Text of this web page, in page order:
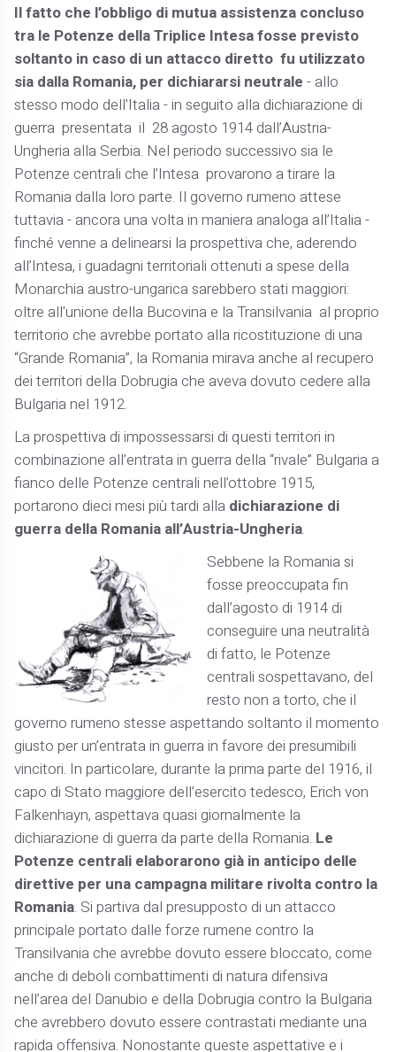
Il fatto che l’obbligo di mutua assistenza concluso
tra le Potenze della Triplice Intesa fosse previsto
soltanto in caso di un attacco diretto fu utilizzato
sia dalla Romania, per dichiararsi neutrale - allo
stesso modo dell'Italia - in seguito alla dichiarazione di
guerra presentata il 28 agosto 1914 dall’Austria-
Ungheria alla Serbia. Nel periodo successivo sia le
Potenze centrali che l’Intesa provarono a tirare la
Romania dalla loro parte. Il governo rumeno attese
tuttavia - ancora una volta in maniera analoga all’Italia -
finché venne a delinearsi la prospettiva che, aderendo
all’Intesa, i guadagni territoriali ottenuti a spese della
Monarchia austro-ungarica sarebbero stati maggiori:
oltre all'unione della Bucovina e la Transilvania al proprio
territorio che avrebbe portato alla ricostituzione di una
“Grande Romania”, la Romania mirava anche al recupero
dei territori della Dobrugia che aveva dovuto cedere alla
Bulgaria nel 1912.
La prospettiva di impossessarsi di questi territori in
combinazione all’entrata in guerra della “rivale” Bulgaria a
fianco delle Potenze centrali nell’ottobre 1915,
portarono dieci mesi più tardi alla dichiarazione di
guerra della Romania all’Austria-Ungheria.
Sebbene la Romania si
fosse preoccupata fin
dall’agosto di 1914 di
conseguire una neutralità
di fatto, le Potenze
centrali sospettavano, del
resto non a torto, che il
governo rumeno stesse aspettando soltanto il momento
giusto per un’entrata in guerra in favore dei presumibili
vincitori. In particolare, durante la prima parte del 1916, il
capo di Stato maggiore dell’esercito tedesco, Erich von
Falkenhayn, aspettava quasi giornalmente la
dichiarazione di guerra da parte della Romania. Le
Potenze centrali elaborarono già in anticipo delle
direttive per una campagna militare rivolta contro la
Romania. Si partiva dal presupposto di un attacco
principale portato dalle forze rumene contro la
Transilvania che avrebbe dovuto essere bloccato, come
anche di deboli combattimenti di natura difensiva
nell’area del Danubio e della Dobrugia contro la Bulgaria
che avrebbero dovuto essere contrastati mediante una
rapida offensiva. Nonostante queste aspettative e i